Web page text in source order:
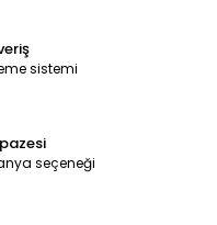
sistemi
seçeneği